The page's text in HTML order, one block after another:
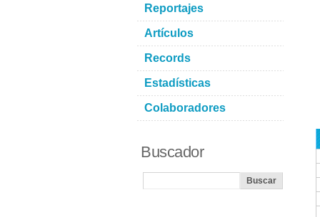
Reportajes
Artículos
Records
Estadísticas
Colaboradores
Buscador